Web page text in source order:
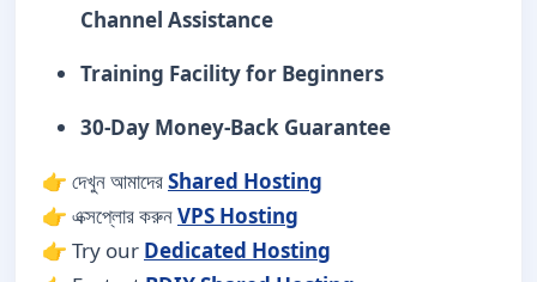
Channel Assistance
Training Facility for Beginners
30-Day Money-Back Guarantee
👉 দেখুন আমাদেরShared Hosting
👉 এক্সপ্লোর করুনVPS Hosting
👉 Try our Dedicated Hosting